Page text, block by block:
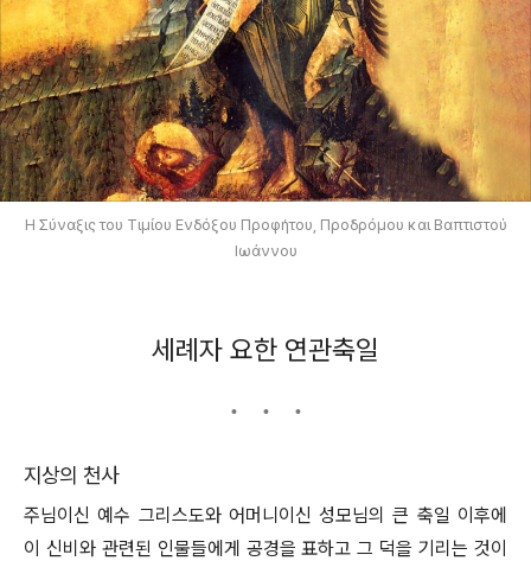
Η Σύναξις του Τιμίου Ενδόξου Προφήτου, Προδρόμου και Βαπτιστού
Ιωάννου
세례자 요한 연관축일
지상의 천사
주님이신 예수 그리스도와 어머니이신 성모님의 큰 축일 이후에
이 신비와 관련된 인물들에게 공경을 표하고 그 덕을 기리는 것이